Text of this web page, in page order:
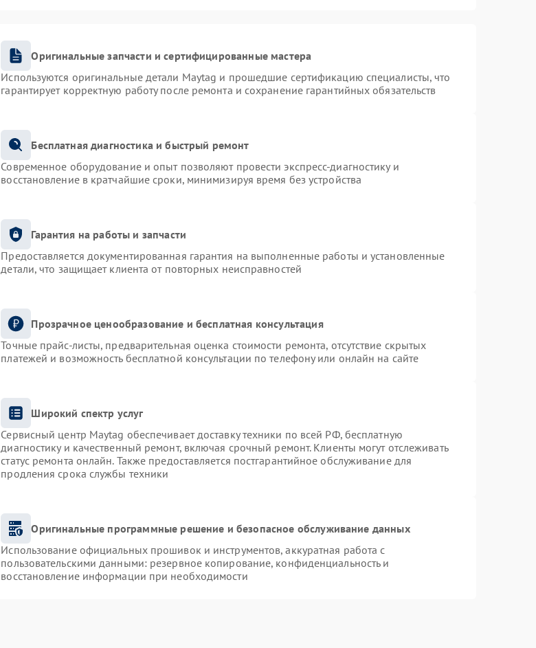
Оригинальные запчасти и сертифицированные мастера
Используются оригинальные детали Maytag и прошедшие сертификацию специалисты, что
гарантирует корректную работу после ремонта и сохранение гарантийных обязательств
Бесплатная диагностика и быстрый ремонт
Современное оборудование и опыт позволяют провести экспресс-диагностику и
восстановление в кратчайшие сроки, минимизируя время без устройства
Гарантия на работы и запчасти
Предоставляется документированная гарантия на выполненные работы и установленные
детали, что защищает клиента от повторных неисправностей
Прозрачное ценообразование и бесплатная консультация
Точные прайс-листы, предварительная оценка стоимости ремонта, отсутствие скрытых
платежей и возможность бесплатной консультации по телефону или онлайн на сайте
Широкий спектр услуг
Сервисный центр Maytag обеспечивает доставку техники по всей РФ, бесплатную
диагностику и качественный ремонт, включая срочный ремонт. Клиенты могут отслеживать
статус ремонта онлайн. Также предоставляется постгарантийное обслуживание для
продления срока службы техники
Оригинальные программные решение и безопасное обслуживание данных
Использование официальных прошивок и инструментов, аккуратная работа с
пользовательскими данными: резервное копирование, конфиденциальность и
восстановление информации при необходимости